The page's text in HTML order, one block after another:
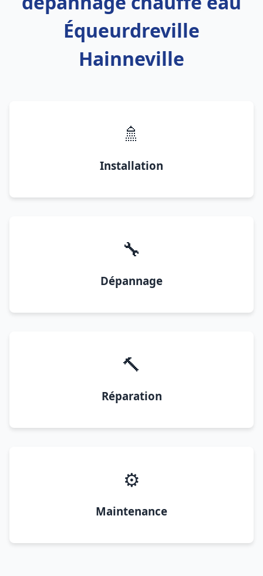
Équeurdreville
Hainneville
🚿
Installation
🔧
Dépannage
🔨
Réparation
⚙️
Maintenance